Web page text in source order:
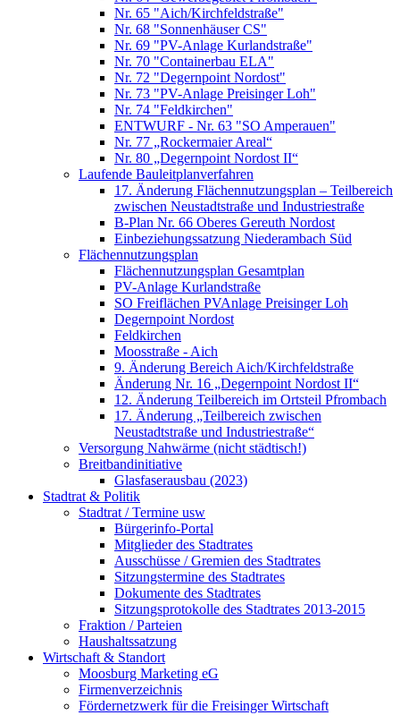
Nr. 65 "Aich/Kirchfeldstraße"
Nr. 68 "Sonnenhäuser CS"
Nr. 69 "PV-Anlage Kurlandstraße"
Nr. 70 "Containerbau ELA"
Nr. 72 "Degernpoint Nordost"
Nr. 73 "PV-Anlage Preisinger Loh"
Nr. 74 "Feldkirchen"
ENTWURF - Nr. 63 "SO Amperauen"
Nr. 77 „Rockermaier Areal“
Nr. 80 „Degernpoint Nordost II“
Laufende Bauleitplanverfahren
17. Änderung Flächennutzungsplan – Teilbereich
zwischen Neustadtstraße und Industriestraße
B-Plan Nr. 66 Oberes Gereuth Nordost
Einbeziehungssatzung Niederambach Süd
Flächennutzungsplan
Flächennutzungsplan Gesamtplan
PV-Anlage Kurlandstraße
SO Freiflächen PV­Anlage Preisinger Loh
Degernpoint Nordost
Feldkirchen
Moosstraße - Aich
9. Änderung Bereich Aich/Kirchfeldstraße
Änderung Nr. 16 „Degernpoint Nordost II“
12. Änderung Teilbereich im Ortsteil Pfrombach
17. Änderung „Teilbereich zwischen
Neustadtstraße und Industriestraße“
Versorgung Nahwärme (nicht städtisch!)
Breitbandinitiative
Glasfaserausbau (2023)
Stadtrat & Politik
Stadtrat / Termine usw
Bürgerinfo-Portal
Mitglieder des Stadtrates
Ausschüsse / Gremien des Stadtrates
Sitzungstermine des Stadtrates
Dokumente des Stadtrates
Sitzungsprotokolle des Stadtrates 2013-2015
Fraktion / Parteien
Haushaltssatzung
Wirtschaft & Standort
Moosburg Marketing eG
Firmenverzeichnis
Fördernetzwerk für die Freisinger Wirtschaft